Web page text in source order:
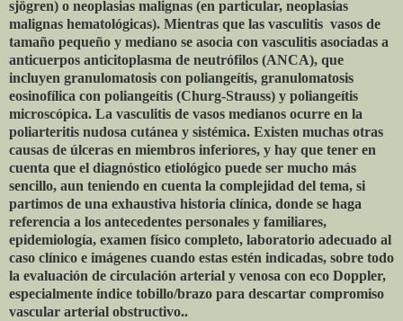
sjögren) o neoplasias malignas (en particular, neoplasias
malignas hematológicas). Mientras que las vasculitis vasos de
tamaño pequeño y mediano se asocia con vasculitis asociadas a
anticuerpos anticitoplasma de neutrófilos (ANCA), que
incluyen granulomatosis con poliangeítis, granulomatosis
eosinofílica con poliangeítis (Churg-Strauss) y poliangeítis
microscópica. La vasculitis de vasos medianos ocurre en la
poliarteritis nudosa cutánea y sistémica. Existen muchas otras
causas de úlceras en miembros inferiores, y hay que tener en
cuenta que el diagnóstico etiológico puede ser mucho más
sencillo, aun teniendo en cuenta la complejidad del tema, si
partimos de una exhaustiva historia clínica, donde se haga
referencia a los antecedentes personales y familiares,
epidemiología, examen físico completo, laboratorio adecuado al
caso clínico e imágenes cuando estas estén indicadas, sobre todo
la evaluación de circulación arterial y venosa con eco Doppler,
especialmente índice tobillo/brazo para descartar compromiso
vascular arterial obstructivo..